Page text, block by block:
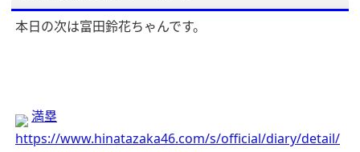
本日の次は富田鈴花ちゃんです。
満塁
https://www.hinatazaka46.com/s/official/diary/detail/